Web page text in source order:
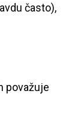
často),
považuje